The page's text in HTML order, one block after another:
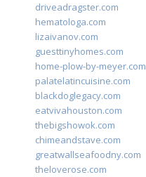
driveadragster.com
hematologa.com
lizaivanov.com
guesttinyhomes.com
home-plow-by-meyer.com
palatelatincuisine.com
blackdoglegacy.com
eatvivahouston.com
thebigshowok.com
chimeandstave.com
greatwallseafoodny.com
theloverose.com